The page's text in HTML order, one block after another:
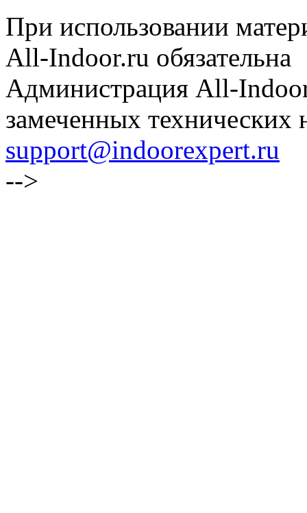
При использовании
All-Indoor.ru обязательна
Администрация All-
замеченных технических
support@indoorexpert.ru
-->